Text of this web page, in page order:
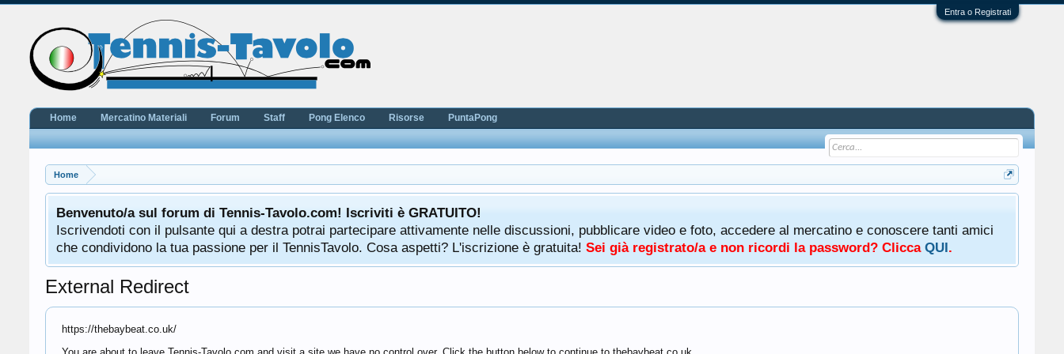
Entra o Registrati
Home
Benvenuto/a sul forum di Tennis-Tavolo.com! Iscriviti è GRATUITO!
Iscrivendoti con il pulsante qui a destra potrai partecipare attivamente nelle discussioni, pubblicare video e foto, accedere al mercatino e conoscere tanti amici
che condividono la tua passione per il TennisTavolo. Cosa aspetti? L'iscrizione è gratuita! Sei già registrato/a e non ricordi la password? Clicca QUI.
External Redirect
https://thebaybeat.co.uk/
Home Mercatino Materiali Forum Staff Pong Elenco Risorse PuntaPong